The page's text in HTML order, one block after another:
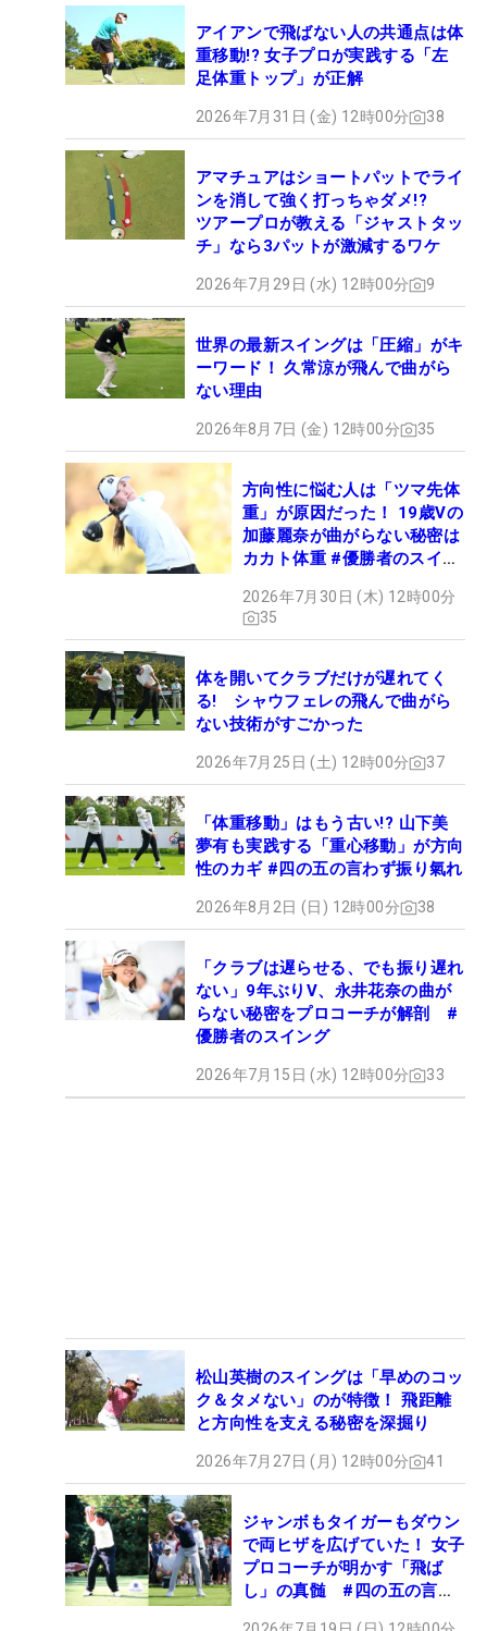
アイアンで飛ばない人の共通点は体
重移動!? 女子プロが実践する「左
足体重トップ」が正解
2026年7月31日 (金) 12時00分 38
アマチュアはショートパットでライ
ンを消して強く打っちゃダメ!?
ツアープロが教える「ジャストタッ
チ」なら3パットが激減するワケ
2026年7月29日 (水) 12時00分 9
世界の最新スイングは「圧縮」がキ
ーワード！ 久常涼が飛んで曲がら
ない理由
2026年8月7日 (金) 12時00分 35
方向性に悩む人は「ツマ先体
重」が原因だった！ 19歳Vの
加藤麗奈が曲がらない秘密は
カカト体重 #優勝者のスイン
2026年7月30日 (木) 12時00分
35
体を開いてクラブだけが遅れてく
る! シャウフェレの飛んで曲がら
ない技術がすごかった
2026年7月25日 (土) 12時00分 37
「体重移動」はもう古い!? 山下美
夢有も実践する「重心移動」が方向
性のカギ #四の五の言わず振り氣れ
2026年8月2日 (日) 12時00分 38
「クラブは遅らせる、でも振り遅れ
ない」9年ぶりV、永井花奈の曲が
らない秘密をプロコーチが解剖 #
優勝者のスイング
2026年7月15日 (水) 12時00分 33
松山英樹のスイングは「早めのコッ
ク＆タメない」のが特徴！ 飛距離
と方向性を支える秘密を深掘り
2026年7月27日 (月) 12時00分 41
ジャンボもタイガーもダウン
で両ヒザを広げていた！ 女子
プロコーチが明かす「飛ば
し」の真髄 #四の五の言わ